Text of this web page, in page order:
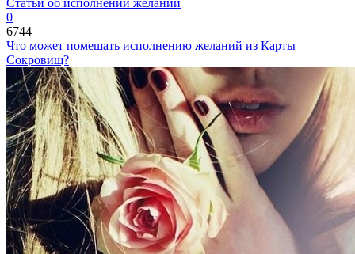
0
6744
Что может помешать исполнению желаний из Карты
Сокровищ?